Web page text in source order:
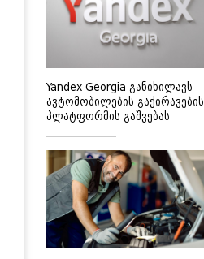
Yandex Georgia განიხილავს
ავტომობილების გაქირავების
პლატფორმის გაშვებას